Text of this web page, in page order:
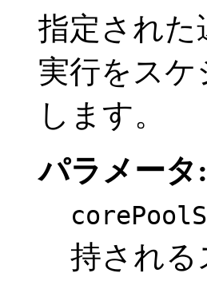
指定された
実行をス
します。
パラメータ:
持される